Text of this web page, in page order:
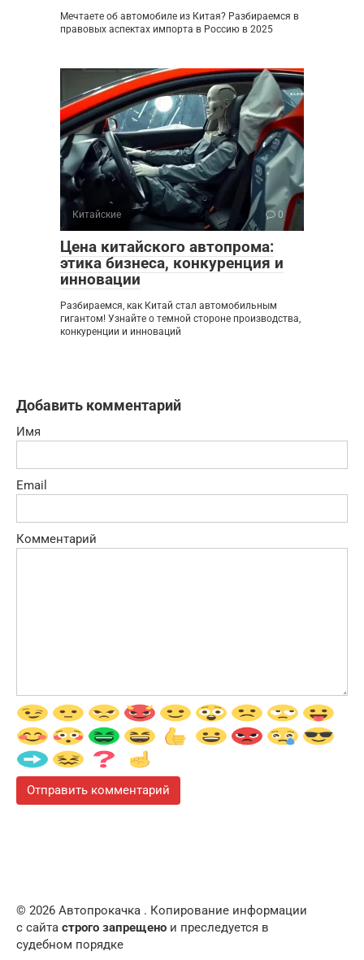
Мечтаете об автомобиле из Китая? Разбираемся в
правовых аспектах импорта в Россию в 2025
Китайские 0
Цена китайского автопрома:
этика бизнеса, конкуренция и
инновации
Разбираемся, как Китай стал автомобильным
гигантом! Узнайте о темной стороне производства,
конкуренции и инноваций
Добавить комментарий
Имя
Email
Комментарий
© 2026 Автопрокачка . Копирование информации
с сайта строго запрещено и преследуется в
судебном порядке